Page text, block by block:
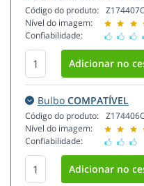
Código do produto:
Nível do imagem:
Confiabilidade:
Bulbo COMPATÍVEL
Código do produto:
Nível do imagem:
Confiabilidade: